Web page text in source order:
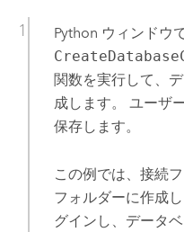
Python ウィンドウ
関数を実行して、
成します。 ユーザ
保存します。
この例では、接続
フォルダーに作成
グインし、データ